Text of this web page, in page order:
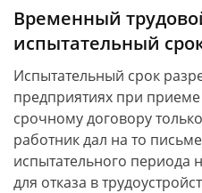
Временный
испытательный
Испытательный срок
предприятиях при
срочному договору
работник дал на то
испытательного периода
для отказа в